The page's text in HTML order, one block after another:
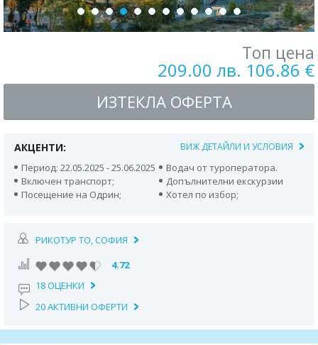
Топ цена
209.00 лв. 106.86 €
ИЗТЕКЛА ОФЕРТА
АКЦЕНТИ: ВИЖ ДЕТАЙЛИ И УСЛОВИЯ
Период: 22.05.2025 - 25.06.2025
Водач от туроператора.
Включен транспорт;
Допълнителни екскурзии
Посещение на Одрин;
Хотел по избор;
РИКОТУР TO, СОФИЯ
4.72
18 ОЦЕНКИ
20 АКТИВНИ ОФЕРТИ